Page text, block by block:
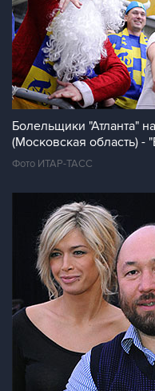
Болельщики "Атланта"
(Московская область) -
Фото ИТАР-ТАСС